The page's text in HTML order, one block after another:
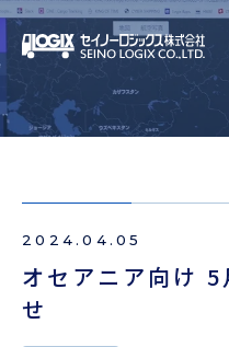
セイノーロジックスを
サービス
お役立ちブログ
よくあるご質問
ニュース
セイノーロジックスを
事例
お役立ちブログ
2024.04.05
オセアニア向け
せ